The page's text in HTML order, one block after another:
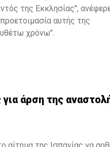
της Εκκλησίας",
αυτής της
χρόνω".
για άρση της
της Ισπανίας να